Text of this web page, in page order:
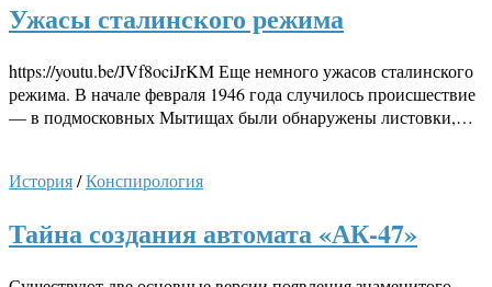
Ужасы сталинского режима
https://youtu.be/JVf8ociJrKM Еще немного ужасов сталинского
режима. В начале февраля 1946 года случилось происшествие
— в подмосковных Мытищах были обнаружены листовки,…
История/Конспирология
Тайна создания автомата «АК-47»